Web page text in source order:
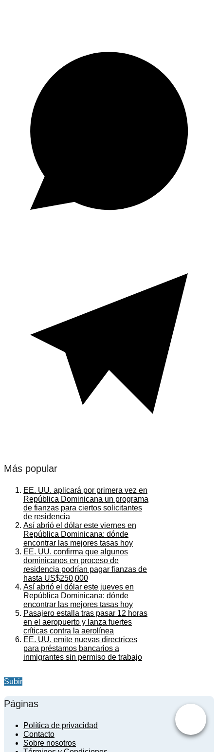
Más popular
EE. UU. aplicará por primera vez en
República Dominicana un programa
de fianzas para ciertos solicitantes
de residencia
Así abrió el dólar este viernes en
República Dominicana: dónde
encontrar las mejores tasas hoy
EE. UU. confirma que algunos
dominicanos en proceso de
residencia podrían pagar fianzas de
hasta US$250,000
Así abrió el dólar este jueves en
República Dominicana: dónde
encontrar las mejores tasas hoy
Pasajero estalla tras pasar 12 horas
en el aeropuerto y lanza fuertes
críticas contra la aerolínea
EE. UU. emite nuevas directrices
para préstamos bancarios a
inmigrantes sin permiso de trabajo
Subir
Páginas
Política de privacidad
Contacto
Sobre nosotros